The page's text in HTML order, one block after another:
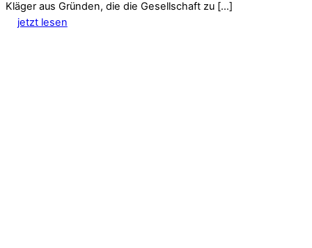
Kläger aus Gründen, die die Gesellschaft zu […]
jetzt lesen